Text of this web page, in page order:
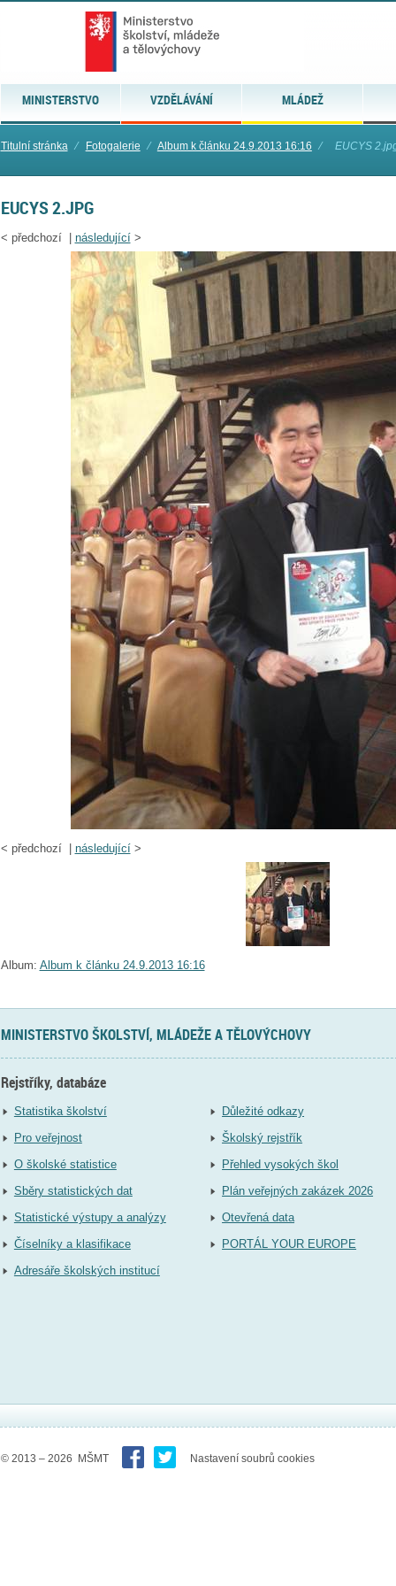
MINISTERSTVO VZDĚLÁVÁNÍ MLÁDEŽ
Titulní stránka ⁄ Fotogalerie ⁄ Album k článku 24.9.2013 16:16 ⁄ EUCYS
EUCYS 2.JPG
< předchozí | následující>
< předchozí | následující>
Album: Album k článku 24.9.2013 16:16
MINISTERSTVO ŠKOLSTVÍ, MLÁDEŽE A TĚLOVÝCHOVY
Rejstříky, databáze
Statistika školství
Pro veřejnost
O školské statistice
Sběry statistických dat
Statistické výstupy a analýzy
Číselníky a klasifikace
Adresáře školských institucí
Důležité odkazy
Školský rejstřík
Přehled vysokých škol
Plán veřejných zakázek 2026
Otevřená data
PORTÁL YOUR EUROPE
© 2013 – 2026 MŠMT Nastavení soubrů cookies